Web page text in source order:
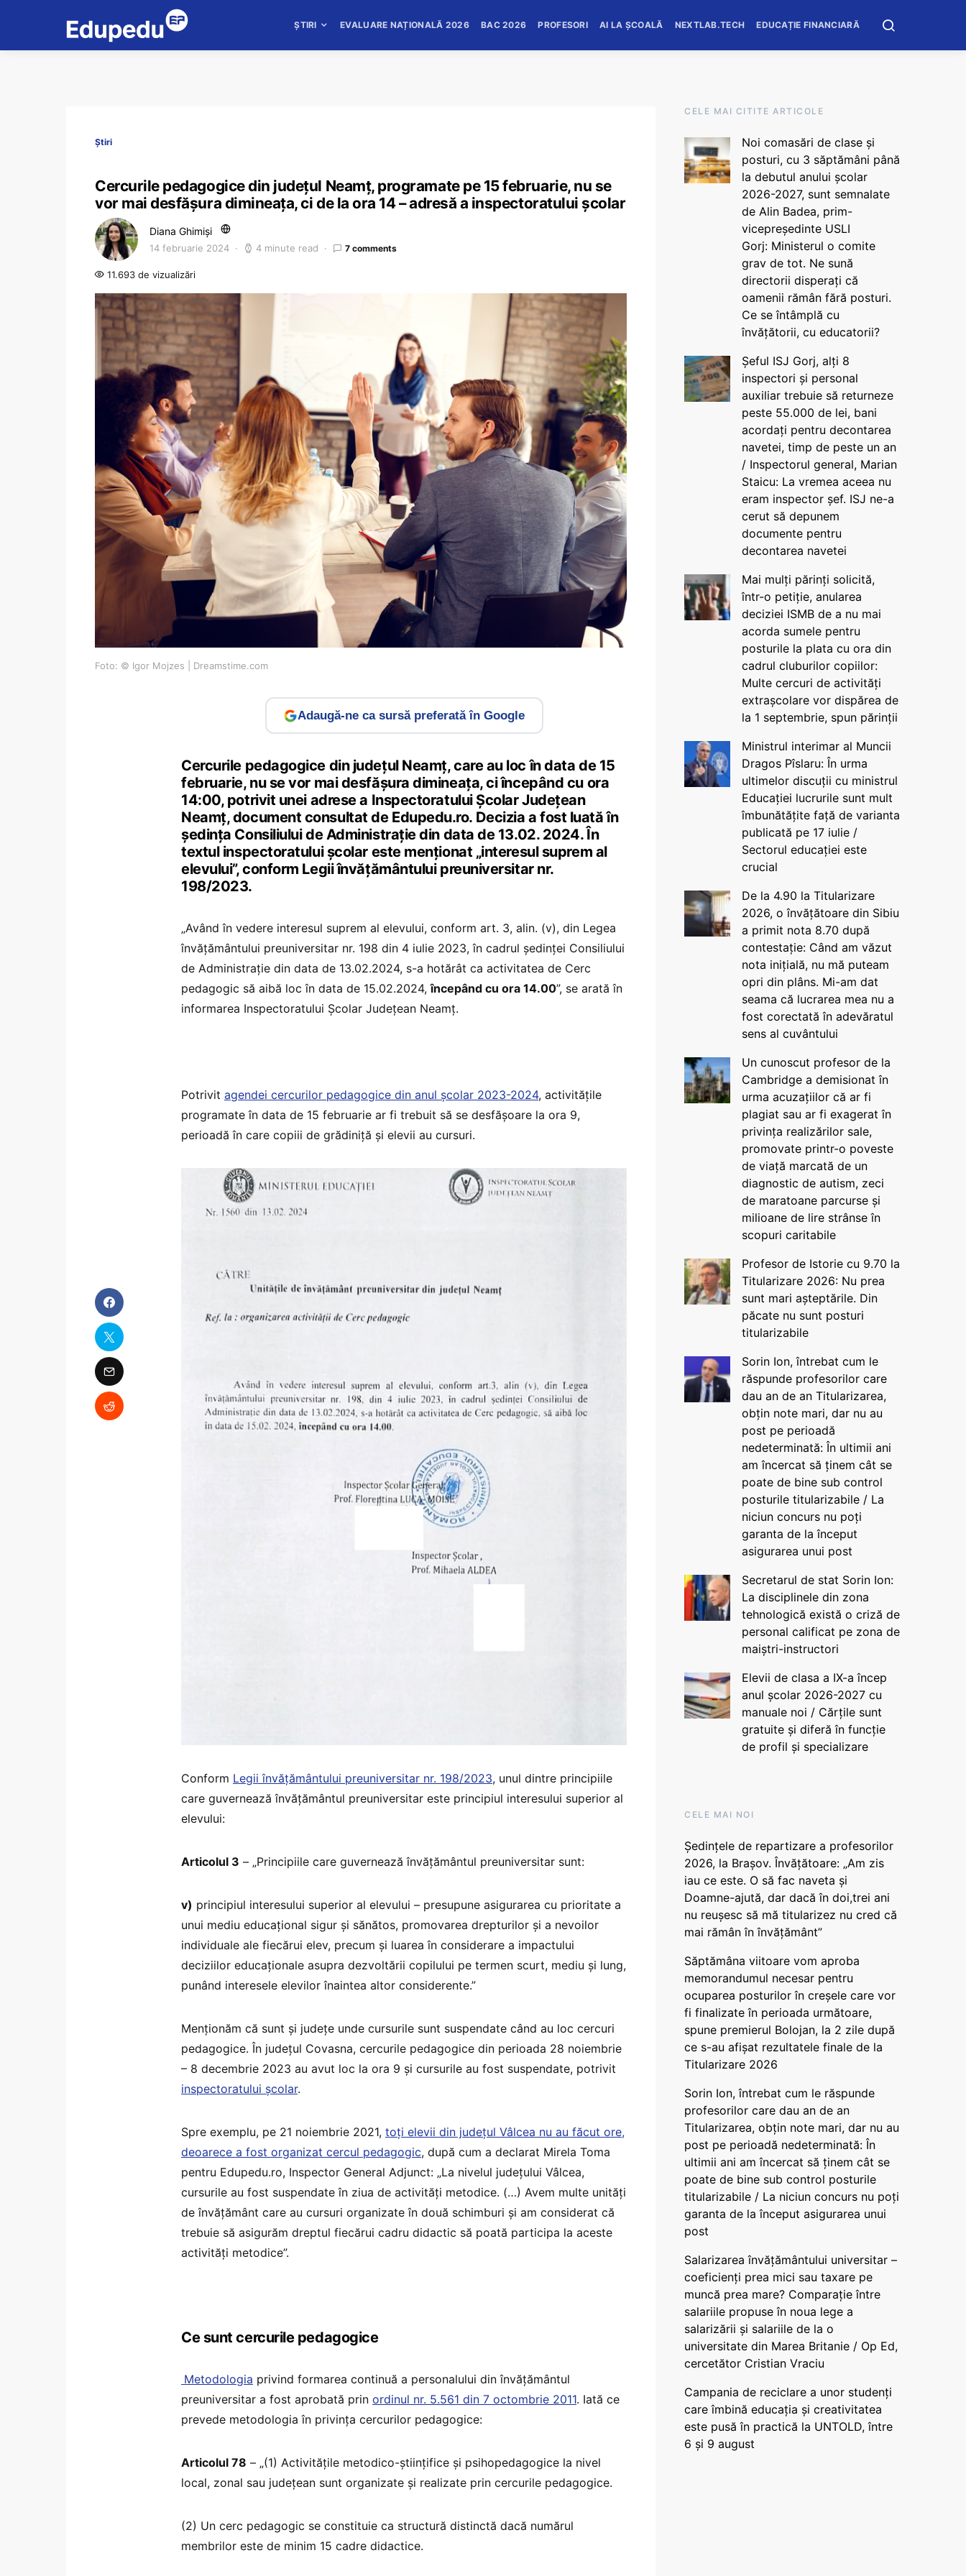
ȘTIRI EVALUARE NAȚIONALĂ 2026 BAC 2026 PROFESORI AI LA ȘCOALĂ NEXTLAB.TECH EDUCAȚIE FINANCIARĂ
Știri
Cercurile pedagogice din județul Neamț, programate pe 15 februarie, nu se
vor mai desfășura dimineața, ci de la ora 14 – adresă a inspectoratului școlar
Diana Ghimiși
14 februarie 2024 4 minute read 7 comments
11.693 de vizualizări
Foto: © Igor Mojzes | Dreamstime.com
Adaugă-ne ca sursă preferată în Google
Cercurile pedagogice din județul Neamț, care au loc în data de 15
februarie, nu se vor mai desfășura dimineața, ci începând cu ora
14:00, potrivit unei adrese a Inspectoratului Școlar Județean
Neamț, document consultat de Edupedu.ro. Decizia a fost luată în
ședința Consiliului de Administrație din data de 13.02. 2024. În
textul inspectoratului școlar este menționat „interesul suprem al
elevului”, conform Legii învățământului preuniversitar nr.
198/2023.
„Având în vedere interesul suprem al elevului, conform art. 3, alin. (v), din Legea
învățământului preuniversitar nr. 198 din 4 iulie 2023, în cadrul ședinței Consiliului
de Administrație din data de 13.02.2024, s-a hotărât ca activitatea de Cerc
pedagogic să aibă loc în data de 15.02.2024,începând cu ora 14.00”, se arată în
informarea Inspectoratului Școlar Județean Neamț.
Potrivit agendei cercurilor pedagogice din anul școlar 2023-2024, activitățile
programate în data de 15 februarie ar fi trebuit să se desfășoare la ora 9,
perioadă în care copiii de grădiniță și elevii au cursuri.
Conform Legii învățământului preuniversitar nr. 198/2023, unul dintre principiile
care guvernează învățământul preuniversitar este principiul interesului superior al
elevului:
Articolul 3 – „Principiile care guvernează învățământul preuniversitar sunt:
v) principiul interesului superior al elevului – presupune asigurarea cu prioritate a
unui mediu educațional sigur și sănătos, promovarea drepturilor și a nevoilor
individuale ale fiecărui elev, precum și luarea în considerare a impactului
deciziilor educaționale asupra dezvoltării copilului pe termen scurt, mediu și lung,
punând interesele elevilor înaintea altor considerente.”
Menționăm că sunt și județe unde cursurile sunt suspendate când au loc cercuri
pedagogice. În județul Covasna, cercurile pedagogice din perioada 28 noiembrie
– 8 decembrie 2023 au avut loc la ora 9 și cursurile au fost suspendate, potrivit
inspectoratului școlar.
Spre exemplu, pe 21 noiembrie 2021, toți elevii din județul Vâlcea nu au făcut ore,
deoarece a fost organizat cercul pedagogic, după cum a declarat Mirela Toma
pentru Edupedu.ro, Inspector General Adjunct: „La nivelul județului Vâlcea,
cursurile au fost suspendate în ziua de activități metodice. (…) Avem multe unități
de învățământ care au cursuri organizate în două schimburi și am considerat că
trebuie să asigurăm dreptul fiecărui cadru didactic să poată participa la aceste
activități metodice”.
Ce sunt cercurile pedagogice
Metodologia privind formarea continuă a personalului din învățământul
preuniversitar a fost aprobată prin ordinul nr. 5.561 din 7 octombrie 2011. Iată ce
prevede metodologia în privința cercurilor pedagogice:
Articolul 78 – „(1) Activitățile metodico-științifice și psihopedagogice la nivel
local, zonal sau județean sunt organizate și realizate prin cercurile pedagogice.
(2) Un cerc pedagogic se constituie ca structură distinctă dacă numărul
membrilor este de minim 15 cadre didactice.
CELE MAI CITITE ARTICOLE
Noi comasări de clase și
posturi, cu 3 săptămâni până
la debutul anului școlar
2026-2027, sunt semnalate
de Alin Badea, prim-
vicepreședinte USLI
Gorj: Ministerul o comite
grav de tot. Ne sună
directorii disperați că
oamenii rămân fără posturi.
Ce se întâmplă cu
învățătorii, cu educatorii?
Șeful ISJ Gorj, alți 8
inspectori și personal
auxiliar trebuie să returneze
peste 55.000 de lei, bani
acordați pentru decontarea
navetei, timp de peste un an
/ Inspectorul general, Marian
Staicu: La vremea aceea nu
eram inspector șef. ISJ ne-a
cerut să depunem
documente pentru
decontarea navetei
Mai mulți părinți solicită,
într-o petiție, anularea
deciziei ISMB de a nu mai
acorda sumele pentru
posturile la plata cu ora din
cadrul cluburilor copiilor:
Multe cercuri de activități
extrașcolare vor dispărea de
la 1 septembrie, spun părinții
Ministrul interimar al Muncii
Dragos Pîslaru: În urma
ultimelor discuții cu ministrul
Educației lucrurile sunt mult
îmbunătățite față de varianta
publicată pe 17 iulie /
Sectorul educației este
crucial
De la 4.90 la Titularizare
2026, o învățătoare din Sibiu
a primit nota 8.70 după
contestație: Când am văzut
nota inițială, nu mă puteam
opri din plâns. Mi-am dat
seama că lucrarea mea nu a
fost corectată în adevăratul
sens al cuvântului
Un cunoscut profesor de la
Cambridge a demisionat în
urma acuzațiilor că ar fi
plagiat sau ar fi exagerat în
privința realizărilor sale,
promovate printr-o poveste
de viață marcată de un
diagnostic de autism, zeci
de maratoane parcurse și
milioane de lire strânse în
scopuri caritabile
Profesor de Istorie cu 9.70 la
Titularizare 2026: Nu prea
sunt mari așteptările. Din
păcate nu sunt posturi
titularizabile
Sorin Ion, întrebat cum le
răspunde profesorilor care
dau an de an Titularizarea,
obțin note mari, dar nu au
post pe perioadă
nedeterminată: În ultimii ani
am încercat să ținem cât se
poate de bine sub control
posturile titularizabile / La
niciun concurs nu poți
garanta de la început
asigurarea unui post
Secretarul de stat Sorin Ion:
La disciplinele din zona
tehnologică există o criză de
personal calificat pe zona de
maiștri-instructori
Elevii de clasa a IX-a încep
anul școlar 2026-2027 cu
manuale noi / Cărțile sunt
gratuite și diferă în funcție
de profil și specializare
CELE MAI NOI
Ședințele de repartizare a profesorilor
2026, la Brașov. Învățătoare: „Am zis
iau ce este. O să fac naveta și
Doamne-ajută, dar dacă în doi,trei ani
nu reușesc să mă titularizez nu cred că
mai rămân în învățământ”
Săptămâna viitoare vom aproba
memorandumul necesar pentru
ocuparea posturilor în creșele care vor
fi finalizate în perioada următoare,
spune premierul Bolojan, la 2 zile după
ce s-au afișat rezultatele finale de la
Titularizare 2026
Sorin Ion, întrebat cum le răspunde
profesorilor care dau an de an
Titularizarea, obțin note mari, dar nu au
post pe perioadă nedeterminată: În
ultimii ani am încercat să ținem cât se
poate de bine sub control posturile
titularizabile / La niciun concurs nu poți
garanta de la început asigurarea unui
post
Salarizarea învățământului universitar –
coeficienți prea mici sau taxare pe
muncă prea mare? Comparație între
salariile propuse în noua lege a
salarizării și salariile de la o
universitate din Marea Britanie / Op Ed,
cercetător Cristian Vraciu
Campania de reciclare a unor studenți
care îmbină educația și creativitatea
este pusă în practică la UNTOLD, între
6 și 9 august